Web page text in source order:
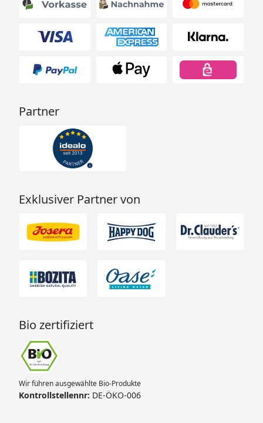
Partner
Exklusiver Partner von
Bio zertifiziert
Wir führen ausgewählte Bio-Produkte
Kontrollstellennr: DE-ÖKO-006